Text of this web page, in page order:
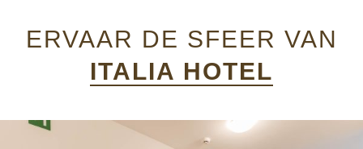
ERVAAR DE SFEER VAN
ITALIA HOTEL